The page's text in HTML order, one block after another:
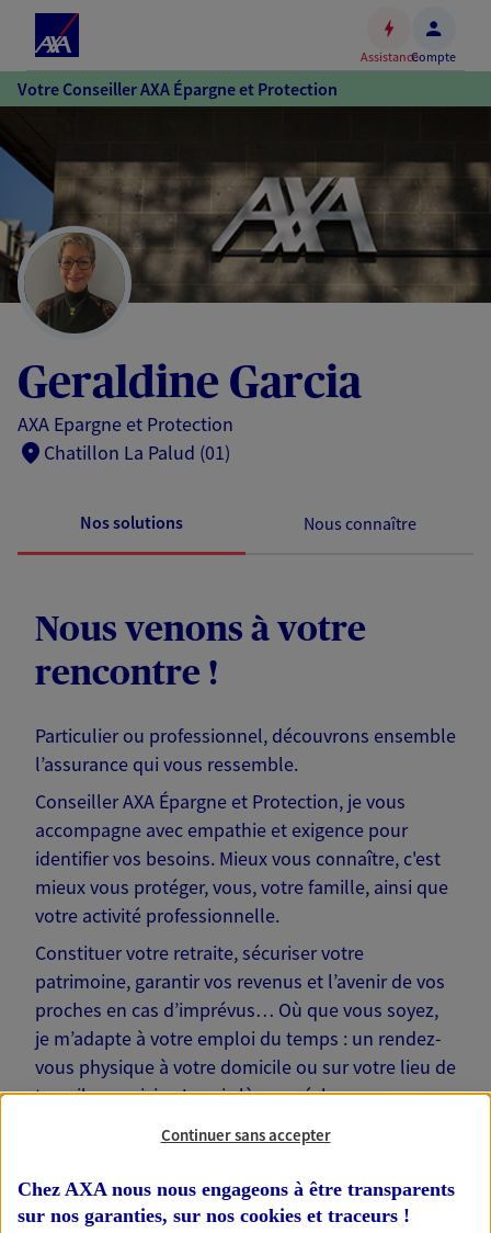
Accéder
au
Accéder
au
pied
de
page
AssistanceCompte
Votre Conseiller AXA Épargne et Protection
Geraldine Garcia
AXA Epargne et Protection
Chatillon La Palud (01)
Nos solutions Nous connaître
Nous venons à votre
rencontre !
Particulier ou professionnel, découvrons ensemble
l’assurance qui vous ressemble.
Conseiller AXA Épargne et Protection, je vous
accompagne avec empathie et exigence pour
identifier vos besoins. Mieux vous connaître, c'est
mieux vous protéger, vous, votre famille, ainsi que
votre activité professionnelle.
Constituer votre retraite, sécuriser votre
patrimoine, garantir vos revenus et l’avenir de vos
proches en cas d’imprévus… Où que vous soyez,
je m’adapte à votre emploi du temps : un rendez-
vous physique à votre domicile ou sur votre lieu de
travail, une visio. Je suis là pour échanger avec
Continuer sans accepter
Chez AXA nous nous engageons à être transparents
sur nos garanties, sur nos cookies et traceurs !